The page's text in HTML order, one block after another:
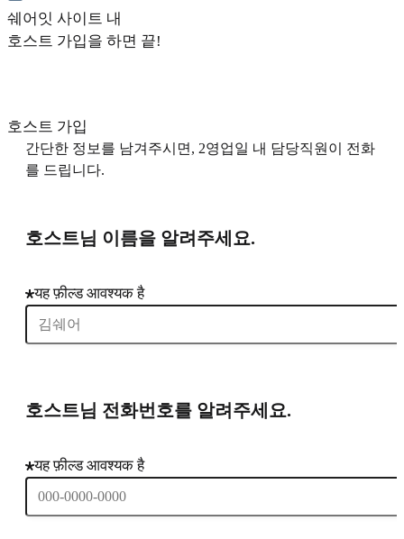
쉐어잇 사이트 내
호스트 가입을 하면 끝!
호스트 가입
간단한 정보를 남겨주시면, 2영업일 내 담당직원이 전화
를 드립니다.
호스트님 이름을 알려주세요.
यह फ़ील्ड आवश्यक है
호스트님 전화번호를 알려주세요.
यह फ़ील्ड आवश्यक है